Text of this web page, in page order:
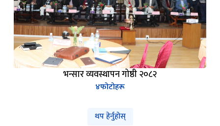
भन्सार व्यवस्थापन गोष्ठी २०८२
४फोटोहरू
थप हेर्नुहोस्